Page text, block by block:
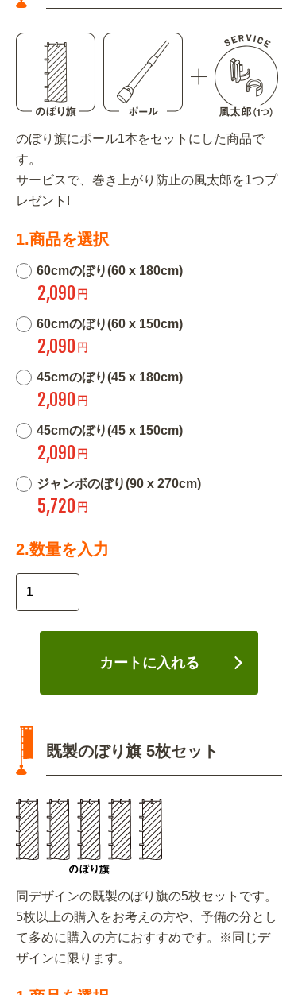
のぼり旗にポール1本をセットにした商品で
す。
サービスで、巻き上がり防止の風太郎を1つプ
レゼント!
1.商品を選択
60cmのぼり(60 x 180cm)
2,090 円
60cmのぼり(60 x 150cm)
2,090 円
45cmのぼり(45 x 180cm)
2,090 円
45cmのぼり(45 x 150cm)
2,090 円
ジャンボのぼり(90 x 270cm)
5,720 円
2.数量を入力
カートに入れる
既製のぼり旗 5枚セット
同デザインの既製のぼり旗の5枚セットです。
5枚以上の購入をお考えの方や、予備の分とし
て多めに購入の方におすすめです。※同じデ
ザインに限ります。